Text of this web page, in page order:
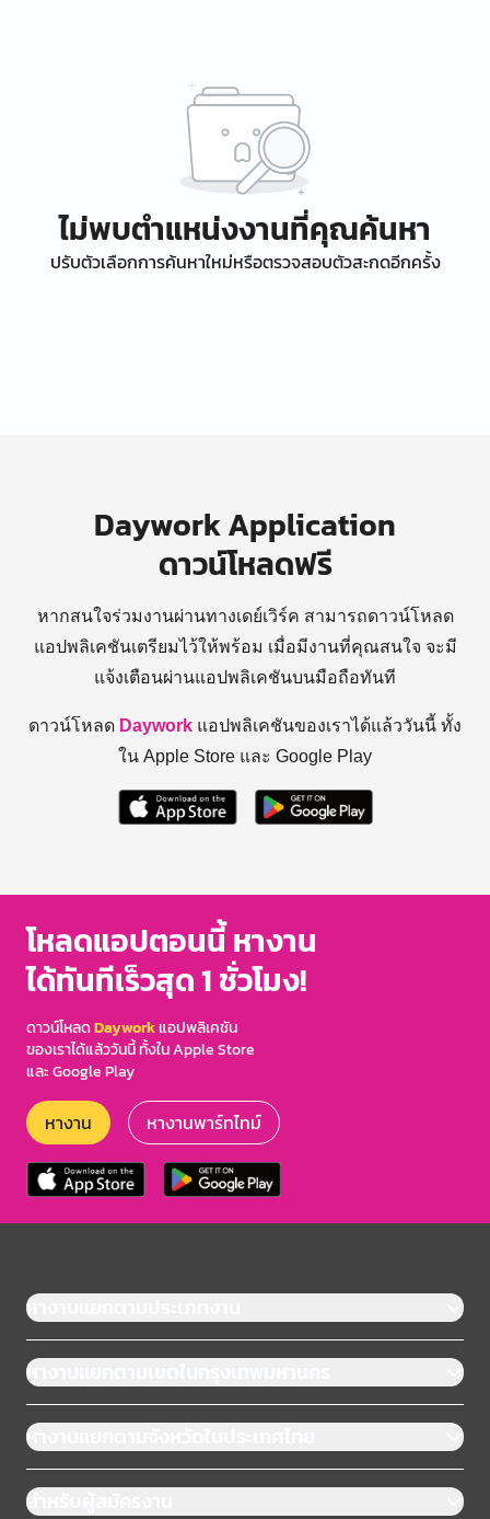
ไม่พบตำแหน่งงานที่คุณค้นหา
ปรับตัวเลือกการค้นหาใหม่หรือตรวจสอบตัวสะกดอีกครั้ง
Daywork Application
ดาวน์โหลดฟรี
หากสนใจร่วมงานผ่านทางเดย์เวิร์ค สามารถดาวน์โหลด
แอปพลิเคชันเตรียมไว้ให้พร้อม เมื่อมีงานที่คุณสนใจ จะมี
แจ้งเตือนผ่านแอปพลิเคชันบนมือถือทันที
ดาวน์โหลด Daywork แอปพลิเคชันของเราได้แล้ววันนี้ ทั้ง
ใน Apple Store และ Google Play
โหลดแอปตอนนี้ หางาน
ได้ทันทีเร็วสุด 1 ชั่วโมง!
ดาวน์โหลดDayworkแอปพลิเคชัน
ของเราได้แล้ววันนี้ ทั้งใน Apple Store
และ Google Play
หางาน หางานพาร์ทไทม์
หางานแยกตามประเภทงาน
หางานแยกตามเขตในกรุงเทพมหานคร
หางานแยกตามจังหวัดในประเทศไทย
สำหรับผู้สมัครงาน